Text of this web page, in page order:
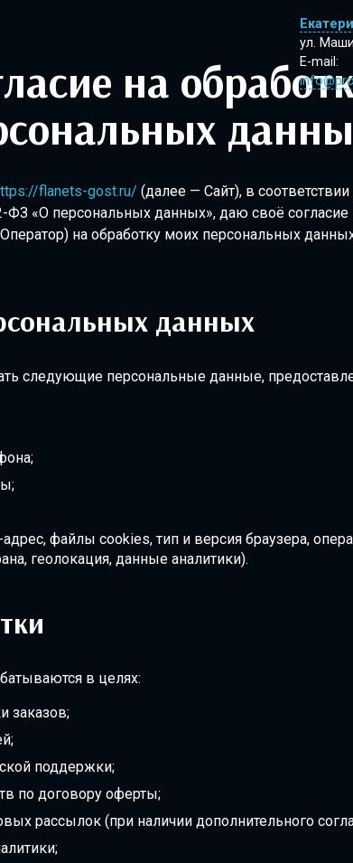
ул.
E-mail:
flanets-gost.ru/ (далее — Сайт), в
ФЗ «О персональных данных», даю своё согласие
на обработку моих персональных
данных
следующие персональные данные,
файлы cookies, тип и версия браузера,
геолокация, данные аналитики).
в целях:
заказов;
поддержки;
по договору оферты;
рассылок (при наличии дополнительного